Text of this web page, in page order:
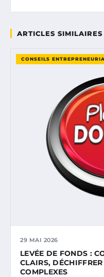
ARTICLES SIMILAIRES
CONSEILS
29 MAI 2026
LEVÉE DE FONDS :
CLAIRS,
COMPLEXES